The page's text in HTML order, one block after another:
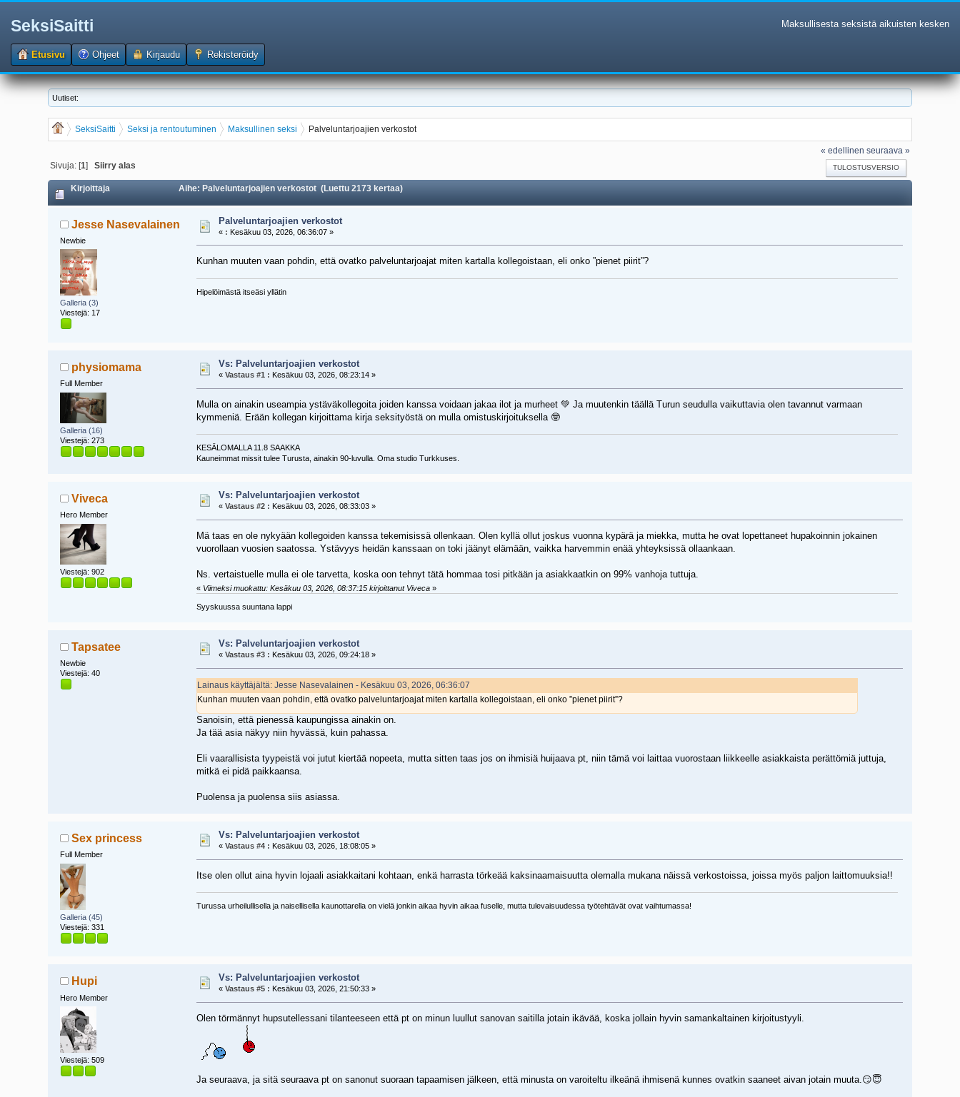
SeksiSaitti Maksullisesta seksistä aikuisten kesken
Etusivu Ohjeet Kirjaudu Rekisteröidy
Uutiset:
SeksiSaitti Seksi ja rentoutuminen Maksullinen seksi Palveluntarjoajien verkostot
« edellinen seuraava »
TULOSTUSVERSIO
Sivuja: [1] Siirry alas
Kirjoittaja Aihe: Palveluntarjoajien verkostot (Luettu 2173 kertaa)
Jesse Nasevalainen
Newbie
Galleria (3)
Viestejä: 17
Palveluntarjoajien verkostot
« : Kesäkuu 03, 2026, 06:36:07 »
Kunhan muuten vaan pohdin, että ovatko palveluntarjoajat miten kartalla kollegoistaan, eli onko ”pienet piirit”?
Hipelöimästä itseäsi yllätin
physiomama
Full Member
Galleria (16)
Viestejä: 273
Vs: Palveluntarjoajien verkostot
« Vastaus #1 : Kesäkuu 03, 2026, 08:23:14 »
Mulla on ainakin useampia ystäväkollegoita joiden kanssa voidaan jakaa ilot ja murheet 💚 Ja muutenkin täällä Turun seudulla vaikuttavia olen tavannut varmaan
kymmeniä. Erään kollegan kirjoittama kirja seksityöstä on mulla omistuskirjoituksella 🤓
KESÄLOMALLA 11.8 SAAKKA
Kauneimmat missit tulee Turusta, ainakin 90-luvulla. Oma studio Turkkuses.
Viveca
Hero Member
Viestejä: 902
Vs: Palveluntarjoajien verkostot
« Vastaus #2 : Kesäkuu 03, 2026, 08:33:03 »
Mä taas en ole nykyään kollegoiden kanssa tekemisissä ollenkaan. Olen kyllä ollut joskus vuonna kypärä ja miekka, mutta he ovat lopettaneet hupakoinnin jokainen
vuorollaan vuosien saatossa. Ystävyys heidän kanssaan on toki jäänyt elämään, vaikka harvemmin enää yhteyksissä ollaankaan.
Ns. vertaistuelle mulla ei ole tarvetta, koska oon tehnyt tätä hommaa tosi pitkään ja asiakkaatkin on 99% vanhoja tuttuja.
« Viimeksi muokattu: Kesäkuu 03, 2026, 08:37:15 kirjoittanut Viveca »
Syyskuussa suuntana lappi
Tapsatee
Newbie
Viestejä: 40
Vs: Palveluntarjoajien verkostot
« Vastaus #3 : Kesäkuu 03, 2026, 09:24:18 »
Lainaus käyttäjältä: Jesse Nasevalainen - Kesäkuu 03, 2026, 06:36:07
Kunhan muuten vaan pohdin, että ovatko palveluntarjoajat miten kartalla kollegoistaan, eli onko ”pienet piirit”?
Sanoisin, että pienessä kaupungissa ainakin on.
Ja tää asia näkyy niin hyvässä, kuin pahassa.
Eli vaarallisista tyypeistä voi jutut kiertää nopeeta, mutta sitten taas jos on ihmisiä huijaava pt, niin tämä voi laittaa vuorostaan liikkeelle asiakkaista perättömiä juttuja,
mitkä ei pidä paikkaansa.
Puolensa ja puolensa siis asiassa.
Sex princess
Full Member
Galleria (45)
Viestejä: 331
Vs: Palveluntarjoajien verkostot
« Vastaus #4 : Kesäkuu 03, 2026, 18:08:05 »
Itse olen ollut aina hyvin lojaali asiakkaitani kohtaan, enkä harrasta törkeää kaksinaamaisuutta olemalla mukana näissä verkostoissa, joissa myös paljon laittomuuksia!!
Turussa urheilullisella ja naisellisella kaunottarella on vielä jonkin aikaa hyvin aikaa fuselle, mutta tulevaisuudessa työtehtävät ovat vaihtumassa!
Hupi
Hero Member
Viestejä: 509
Vs: Palveluntarjoajien verkostot
« Vastaus #5 : Kesäkuu 03, 2026, 21:50:33 »
Olen törmännyt hupsutellessani tilanteeseen että pt on minun luullut sanovan saitilla jotain ikävää, koska jollain hyvin samankaltainen kirjoitustyyli.
Ja seuraava, ja sitä seuraava pt on sanonut suoraan tapaamisen jälkeen, että minusta on varoiteltu ilkeänä ihmisenä kunnes ovatkin saaneet aivan jotain muuta.😏😇